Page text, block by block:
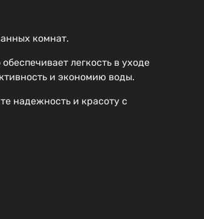
комнат.
легкость в уходе
и экономию воды.
надежность и красоту с